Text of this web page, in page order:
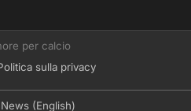
per calcio
sulla privacy
News (English)